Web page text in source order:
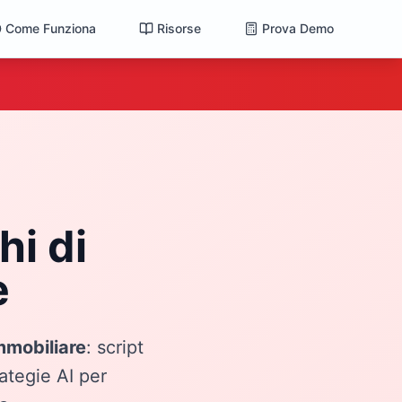
Come Funziona Risorse Prova Demo
di
: script
AI per